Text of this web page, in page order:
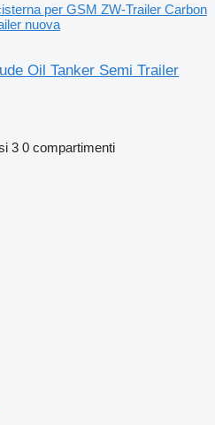
per GSM ZW-Trailer Carbon
nuova
Oil Tanker Semi Trailer
3 0 compartimenti